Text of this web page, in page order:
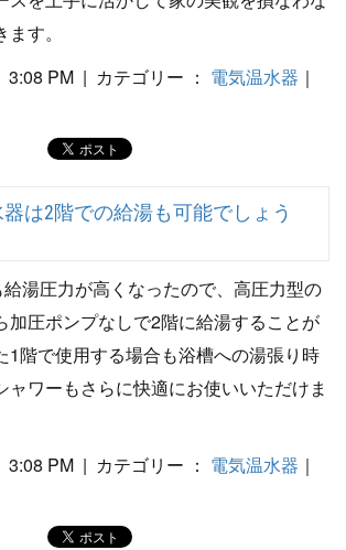
す。
PM | カテゴリー ： 電気温水器 ｜
は2階での給湯も可能でしょう
湯圧力が高くなったので、高圧力型の
加圧ポンプなしで2階に給湯することが
階で使用する場合も浴槽への湯張り時
ャワーもさらに快適にお使いいただけま
PM | カテゴリー ： 電気温水器 ｜